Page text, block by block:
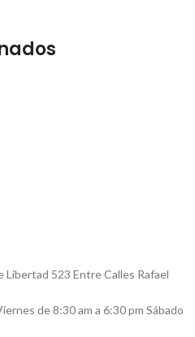
523 Entre Calles Rafael
de 8:30 am a 6:30 pm Sábado